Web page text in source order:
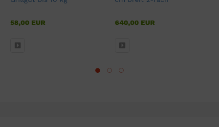
58,00 EUR 640,00 EUR